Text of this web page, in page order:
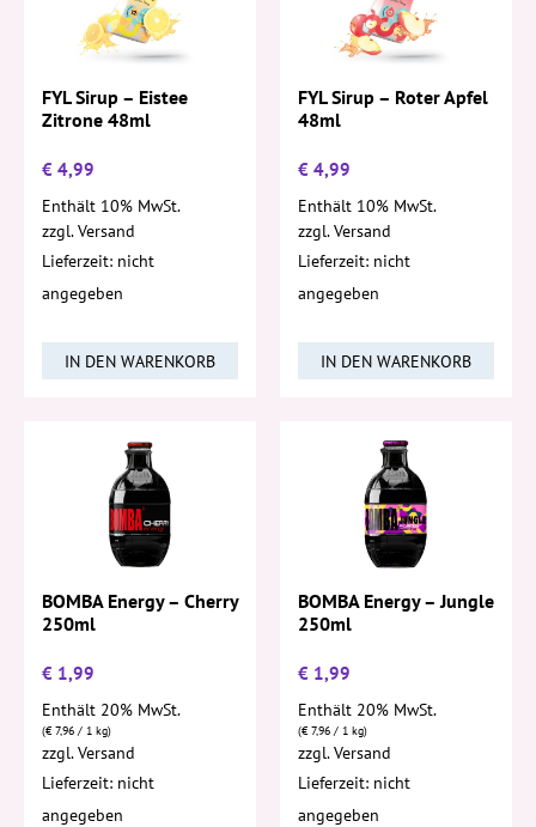
FYL Sirup – Eistee
Zitrone 48ml
€ 4,99
Enthält 10% MwSt.
zzgl.Versand
Lieferzeit: nicht
angegeben
IN DEN WARENKORB
FYL Sirup – Roter Apfel
48ml
€ 4,99
Enthält 10% MwSt.
zzgl.Versand
Lieferzeit: nicht
angegeben
IN DEN WARENKORB
BOMBA Energy – Cherry
250ml
€ 1,99
Enthält 20% MwSt.
(€7,96 / 1 kg)
zzgl.Versand
Lieferzeit: nicht
angegeben
BOMBA Energy – Jungle
250ml
€ 1,99
Enthält 20% MwSt.
(€7,96 / 1 kg)
zzgl.Versand
Lieferzeit: nicht
angegeben